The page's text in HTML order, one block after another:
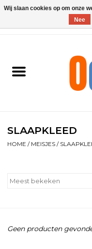
Jongens
Schoenen
Contact
SLAAPKLEED
HOME / MEISJES /
Geen producten
Wij slaan cookies op om onze
Nee